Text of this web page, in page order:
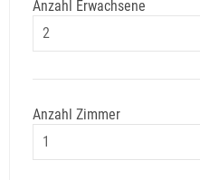
Anzahl Erwachsene
Anzahl Zimmer